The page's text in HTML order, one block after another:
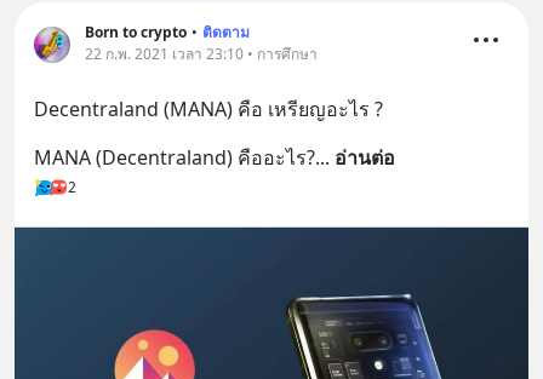
Born to crypto • ติดตาม
22 ก.พ. 2021 เวลา 23:10 • การศึกษา
Decentraland (MANA) คือ เหรียญอะไร ?
MANA (Decentraland) คืออะไร?... อ่านต่อ
2